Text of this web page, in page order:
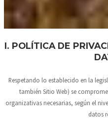
I. POLÍTICA DE
Respetando lo establecido en la
también Sitio Web) se
organizativas necesarias, según el
datos